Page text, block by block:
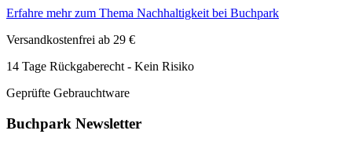
Erfahre mehr zum Thema Nachhaltigkeit bei Buchpark
Versandkostenfrei ab 29 €
14 Tage Rückgaberecht - Kein Risiko
Geprüfte Gebrauchtware
Buchpark Newsletter